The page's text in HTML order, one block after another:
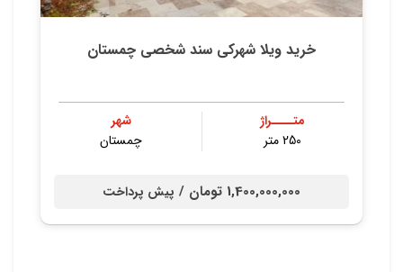
خرید ویلا شهرکی سند شخصی چمستان
متــــراژ
250 متر
شهر
چمستان
1,400,000,000 تومان / پیش پرداخت